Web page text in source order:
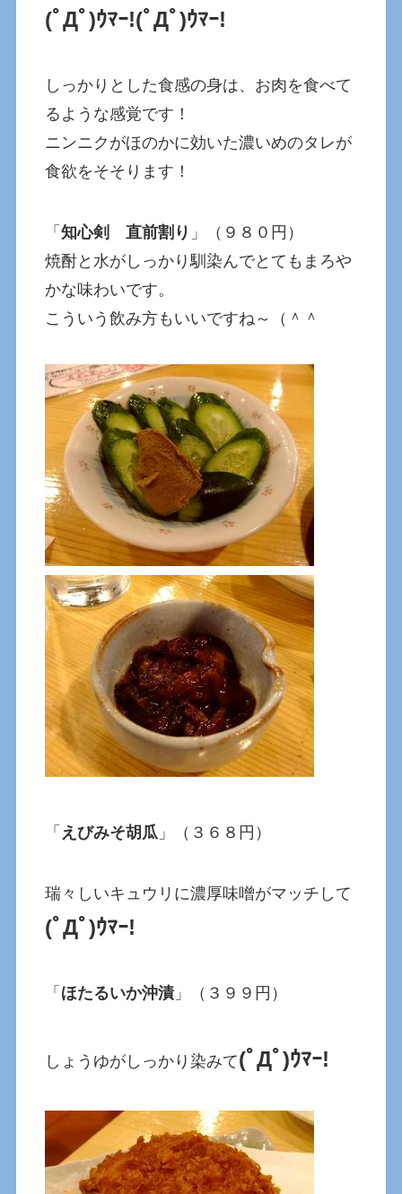
(ﾟДﾟ)ｳﾏｰ!(ﾟДﾟ)ｳﾏｰ!
しっかりとした食感の身は、お肉を食べて
るような感覚です！
ニンニクがほのかに効いた濃いめのタレが
食欲をそそります！
「知心剣 直前割り 」（９８０円）
焼酎と水がしっかり馴染んでとてもまろや
かな味わいです。
こういう飲み方もいいですね～（＾＾
「 えびみそ胡瓜 」（３６８円）
瑞々しいキュウリに濃厚味噌がマッチして
(ﾟДﾟ)ｳﾏｰ!
「 ほたるいか沖漬 」（３９９円）
しょうゆがしっかり染みて(ﾟДﾟ)ｳﾏｰ!